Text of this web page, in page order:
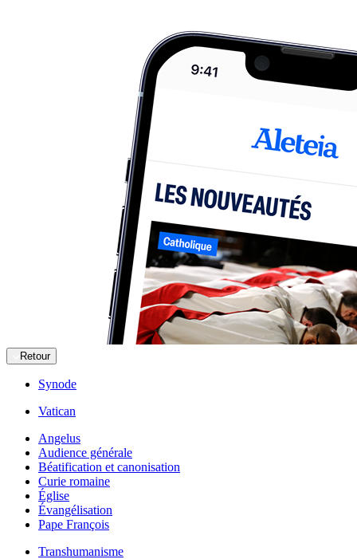
Retour
Synode
Vatican
Angelus
Audience générale
Béatification et canonisation
Curie romaine
Église
Évangélisation
Pape François
Transhumanisme